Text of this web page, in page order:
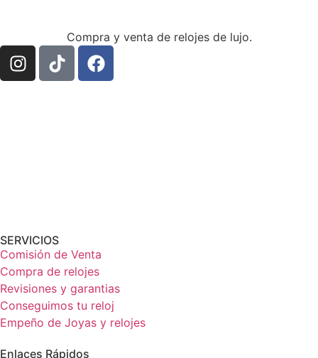
Compra y venta de relojes de lujo.
SERVICIOS
Comisión de Venta
Compra de relojes
Revisiones y garantias
Conseguimos tu reloj
Empeño de Joyas y relojes
Enlaces Rápidos